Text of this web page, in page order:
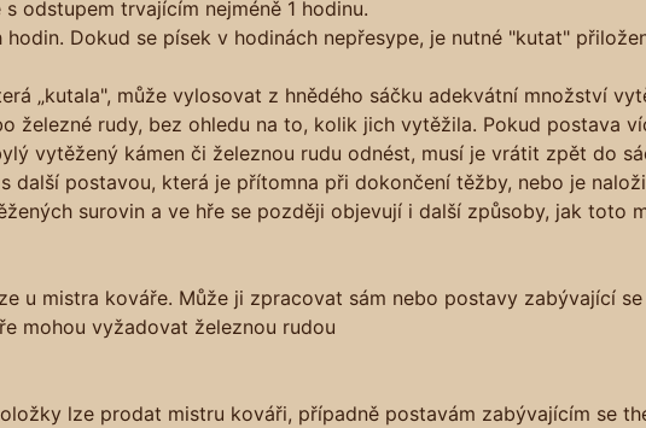
odstupem trvajícím nejméně 1 hodinu.
Dokud se písek v hodinách nepřesype, je nutné "kutat"
„kutala", může vylosovat z hnědého sáčku adekvátní množství
železné rudy, bez ohledu na to, kolik jich vytěžila. Pokud postava
vytěžený kámen či železnou rudu odnést, musí je vrátit zpět do
další postavou, která je přítomna při dokončení těžby, nebo je
surovin a ve hře se později objevují i další způsoby, jak toto
u mistra kováře. Může ji zpracovat sám nebo postavy zabývající
mohou vyžadovat železnou rudou
lze prodat mistru kováři, případně postavám zabývajícím se